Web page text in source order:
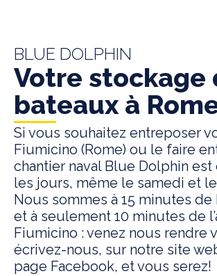
BLUE DOLPHIN
Votre stockage
bateaux à
Si vous souhaitez entreposer
Fiumicino (Rome) ou le faire
chantier naval Blue Dolphin
les jours, même le samedi et
Nous sommes à 15 minutes de
et à seulement 10 minutes de
Fiumicino : venez nous rendre
écrivez-nous, sur notre site
page Facebook, et vous serez!